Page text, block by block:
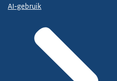
AI-gebruik